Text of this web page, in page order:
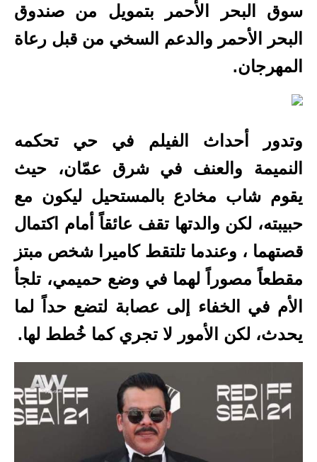
سوق البحر الأحمر بتمويل من صندوق
البحر الأحمر والدعم السخي من قبل رعاة
المهرجان.
وتدور أحداث الفيلم في حي تحكمه
النميمة والعنف في شرق عمّان، حيث
يقوم شاب مخادع بالمستحيل ليكون مع
حبيبته، لكن والدتها تقف عائقاً أمام اكتمال
قصتهما ، وعندما تلتقط كاميرا شخص مبتز
مقطعاً مصوراً لهما في وضع حميمي، تلجأ
الأم في الخفاء إلى عصابة لتضع حداً لما
يحدث، لكن الأمور لا تجري كما خُطط لها.